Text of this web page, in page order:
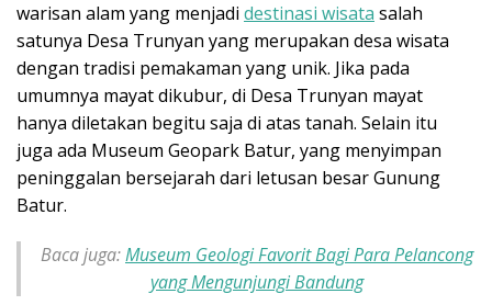
warisan alam yang menjadi destinasi wisata salah
satunya Desa Trunyan yang merupakan desa wisata
dengan tradisi pemakaman yang unik. Jika pada
umumnya mayat dikubur, di Desa Trunyan mayat
hanya diletakan begitu saja di atas tanah. Selain itu
juga ada Museum Geopark Batur, yang menyimpan
peninggalan bersejarah dari letusan besar Gunung
Batur.
Baca juga:Museum Geologi Favorit Bagi Para Pelancong
yang Mengunjungi Bandung